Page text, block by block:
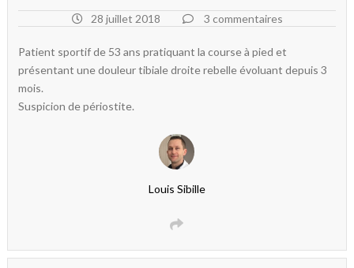
28 juillet 2018 3 commentaires
Patient sportif de 53 ans pratiquant la course à pied et
présentant une douleur tibiale droite rebelle évoluant depuis 3
mois.
Suspicion de périostite.
Louis Sibille